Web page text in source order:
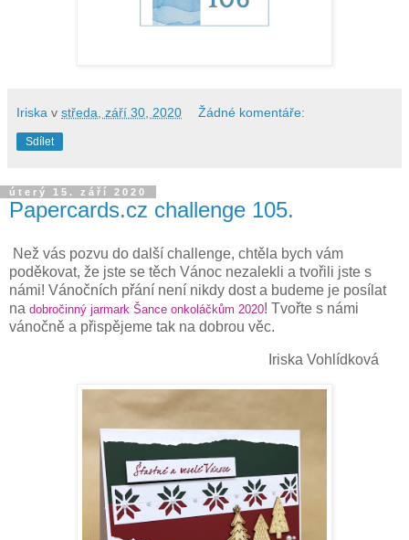
Iriska v středa, září 30, 2020 Žádné komentáře:
Sdílet
úterý 15. září 2020
Papercards.cz challenge 105.
Než vás pozvu do další challenge, chtěla bych vám
poděkovat, že jste se těch Vánoc nezalekli a tvořili jste s
námi! Vánočních přání není nikdy dost a budeme je posílat
na dobročinný jarmark Šance onkoláčkům 2020! Tvořte s námi
vánočně a přispějeme tak na dobrou věc.
Iriska Vohlídková